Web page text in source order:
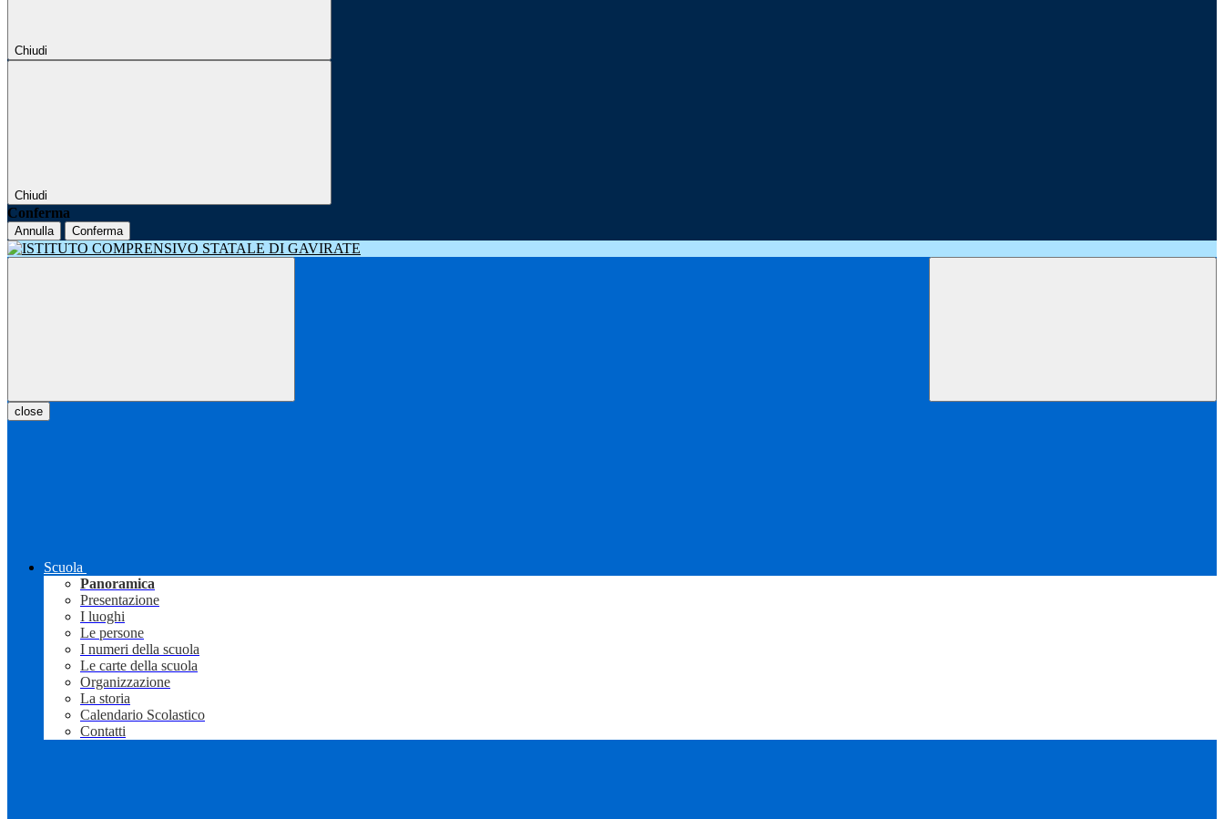
Chiudi
Chiudi
Conferma
Annulla Conferma
close
Scuola
Panoramica
Presentazione
I luoghi
Le persone
I numeri della scuola
Le carte della scuola
Organizzazione
La storia
Calendario Scolastico
Contatti